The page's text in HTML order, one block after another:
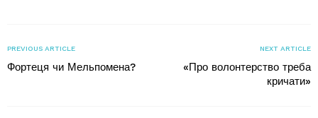
PREVIOUS ARTICLE
Фортеця чи Мельпомена?
NEXT ARTICLE
«Про волонтерство треба
кричати»